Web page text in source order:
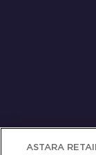
ASTARA